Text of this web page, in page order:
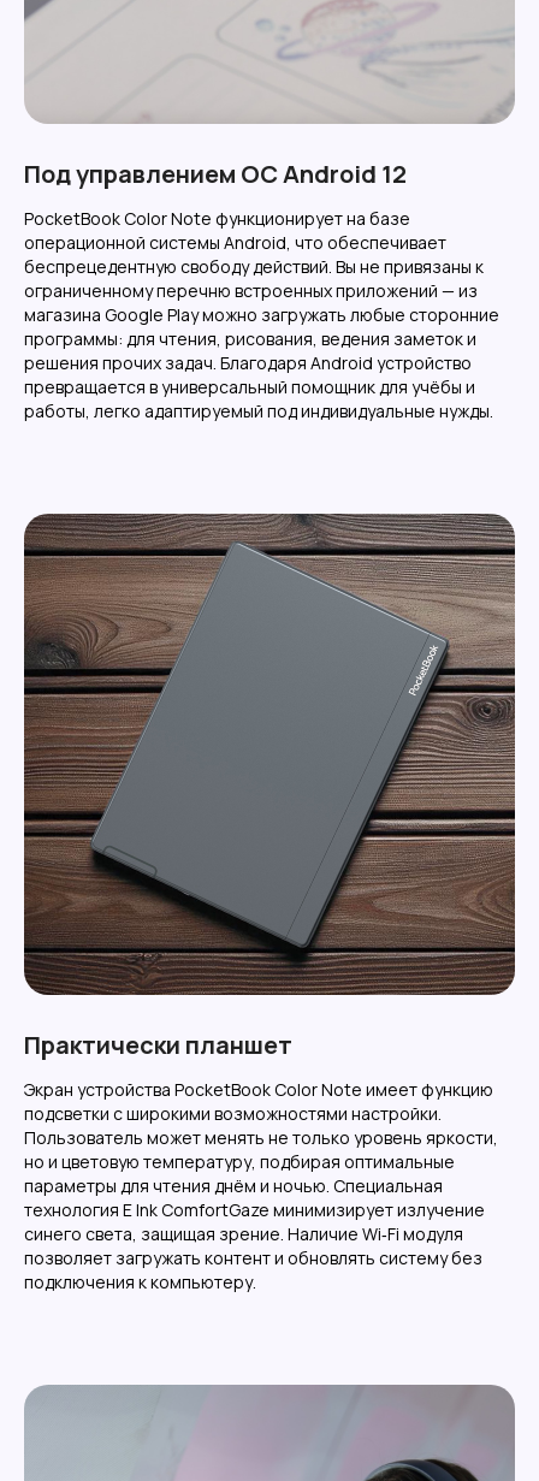
Под управлением ОС Android 12
PocketBook Color Note функционирует на базе
операционной системы Android, что обеспечивает
беспрецедентную свободу действий. Вы не привязаны к
ограниченному перечню встроенных приложений — из
магазина Google Play можно загружать любые сторонние
программы: для чтения, рисования, ведения заметок и
решения прочих задач. Благодаря Android устройство
превращается в универсальный помощник для учёбы и
работы, легко адаптируемый под индивидуальные нужды.
Практически планшет
Экран устройства PocketBook Color Note имеет функцию
подсветки с широкими возможностями настройки.
Пользователь может менять не только уровень яркости,
но и цветовую температуру, подбирая оптимальные
параметры для чтения днём и ночью. Специальная
технология E Ink ComfortGaze минимизирует излучение
синего света, защищая зрение. Наличие Wi‑Fi модуля
позволяет загружать контент и обновлять систему без
подключения к компьютеру.